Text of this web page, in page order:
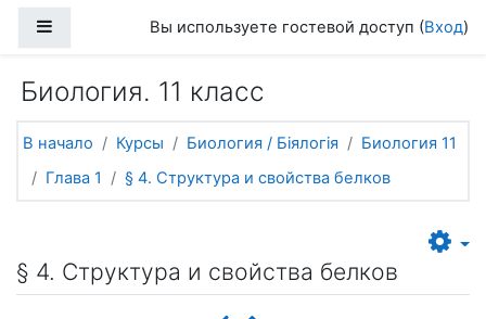
Боковая панельВы используете гостевой доступ (Вход)
Биология. 11 класс
В начало Курсы Биология / Біялогія
Биология 11
Глава 1
§ 4. Структура и свойства белков
§ 4. Структура и свойства белков